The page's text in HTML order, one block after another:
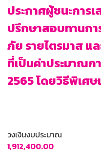
ประกาศผู้ชนะการเ
ปรึกษาสอบทานก
ภัย รายไตรมาส แ
ที่เป็นค่าประมาณก
2565 โดยวิธีพิเศ
วงเงินงบประมาณ
1,912,400.00